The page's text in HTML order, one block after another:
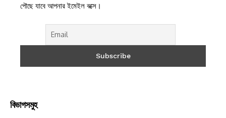
পৌছে যাবে আপনার ইমেইল বক্সে।
বিভাগসমুহ